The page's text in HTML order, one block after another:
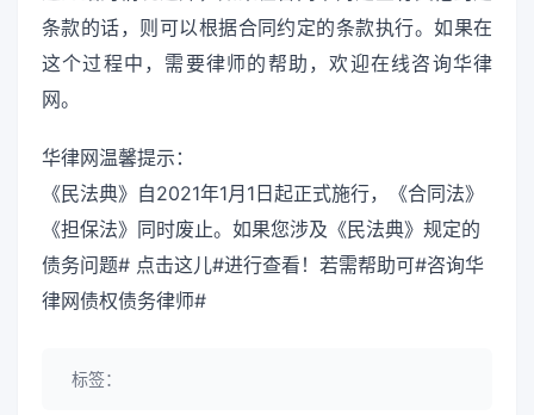
条款的话，则可以根据合同约定的条款执行。如果在
这个过程中，需要律师的帮助，欢迎在线咨询华律
网。
华律网温馨提示：
《民法典》自2021年1月1日起正式施行，《合同法》
《担保法》同时废止。如果您涉及《民法典》规定的
债务问题# 点击这儿#进行查看！若需帮助可#咨询华
律网债权债务律师#
标签：